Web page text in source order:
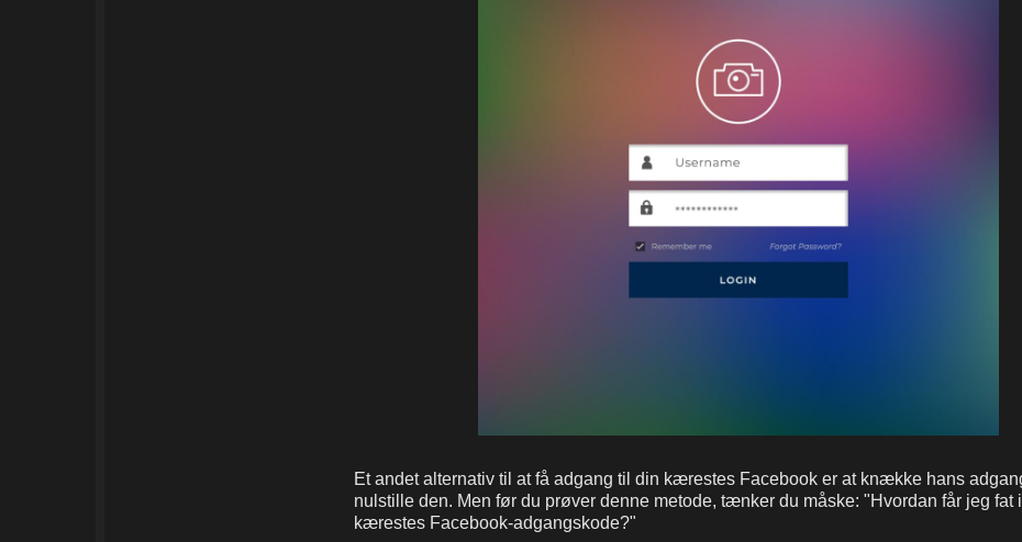
Et andet alternativ til at få adgang til din kærestes Facebook er at knække hans
nulstille den. Men før du prøver denne metode, tænker du måske: "Hvordan får jeg fat
kærestes Facebook-adgangskode?"